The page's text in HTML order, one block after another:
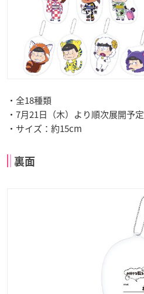
・全18種類
・7月21日（木）より順次展開予定
・サイズ：約15cm
裏面